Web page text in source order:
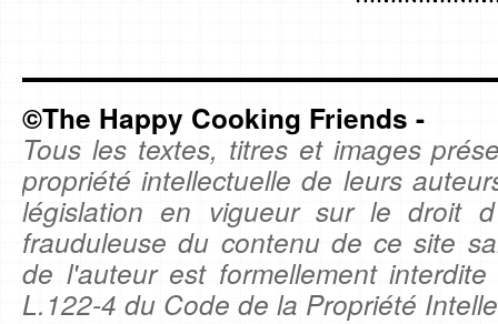
©The Happy Cooking Friends -
Tous les textes, titres et images
propriété intellectuelle de leurs
législation en vigueur sur le droit
frauduleuse du contenu de ce site
de l'auteur est formellement
L.122-4 du Code de la Propriété